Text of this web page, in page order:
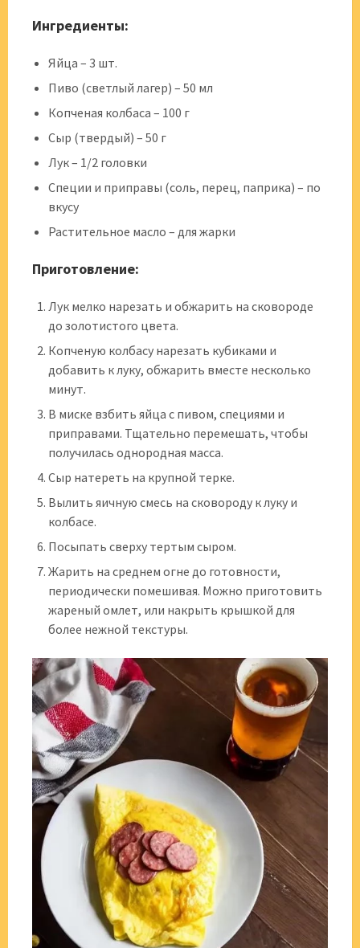
Ингредиенты:
Яйца – 3 шт.
Пиво (светлый лагер) – 50 мл
Копченая колбаса – 100 г
Сыр (твердый) – 50 г
Лук – 1/2 головки
Специи и приправы (соль, перец, паприка) – по
вкусу
Растительное масло – для жарки
Приготовление:
Лук мелко нарезать и обжарить на сковороде
до золотистого цвета.
Копченую колбасу нарезать кубиками и
добавить к луку, обжарить вместе несколько
минут.
В миске взбить яйца с пивом, специями и
приправами. Тщательно перемешать, чтобы
получилась однородная масса.
Сыр натереть на крупной терке.
Вылить яичную смесь на сковороду к луку и
колбасе.
Посыпать сверху тертым сыром.
Жарить на среднем огне до готовности,
периодически помешивая. Можно приготовить
жареный омлет, или накрыть крышкой для
более нежной текстуры.